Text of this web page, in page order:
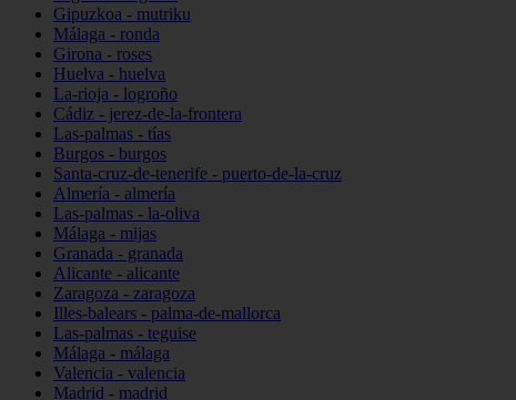
Gipuzkoa - mutriku
Málaga - ronda
Girona - roses
Huelva - huelva
La-rioja - logroño
Cádiz - jerez-de-la-frontera
Las-palmas - tías
Burgos - burgos
Santa-cruz-de-tenerife - puerto-de-la-cruz
Almería - almería
Las-palmas - la-oliva
Málaga - mijas
Granada - granada
Alicante - alicante
Zaragoza - zaragoza
Illes-balears - palma-de-mallorca
Las-palmas - teguise
Málaga - málaga
Valencia - valencia
Madrid - madrid